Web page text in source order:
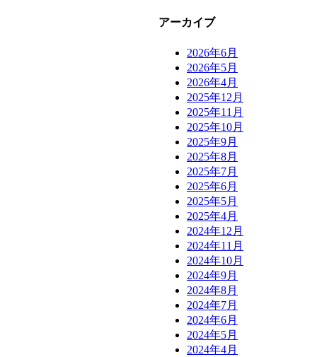
アーカイブ
2026年6月
2026年5月
2026年4月
2025年12月
2025年11月
2025年10月
2025年9月
2025年8月
2025年7月
2025年6月
2025年5月
2025年4月
2024年12月
2024年11月
2024年10月
2024年9月
2024年8月
2024年7月
2024年6月
2024年5月
2024年4月